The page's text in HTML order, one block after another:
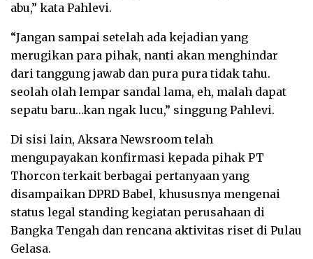
abu,” kata Pahlevi.
“Jangan sampai setelah ada kejadian yang
merugikan para pihak, nanti akan menghindar
dari tanggung jawab dan pura pura tidak tahu.
seolah olah lempar sandal lama, eh, malah dapat
sepatu baru…kan ngak lucu,” singgung Pahlevi.
Di sisi lain, Aksara Newsroom telah
mengupayakan konfirmasi kepada pihak PT
Thorcon terkait berbagai pertanyaan yang
disampaikan DPRD Babel, khususnya mengenai
status legal standing kegiatan perusahaan di
Bangka Tengah dan rencana aktivitas riset di Pulau
Gelasa.